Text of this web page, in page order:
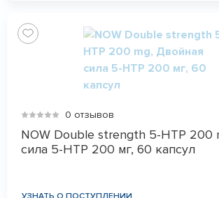
0 отзывов
NOW Double strength 5-HTP 200
сила 5-HTP 200 мг, 60 капсул